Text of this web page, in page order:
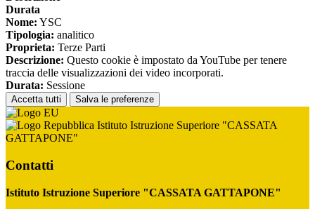
Durata
Nome: YSC
Tipologia: analitico
Proprieta: Terze Parti
Descrizione: Questo cookie è impostato da YouTube per tenere
traccia delle visualizzazioni dei video incorporati.
Durata: Sessione
Accetta tutti Salva le preferenze
Istituto Istruzione Superiore "CASSATA
GATTAPONE"
Contatti
Istituto Istruzione Superiore "CASSATA GATTAPONE"